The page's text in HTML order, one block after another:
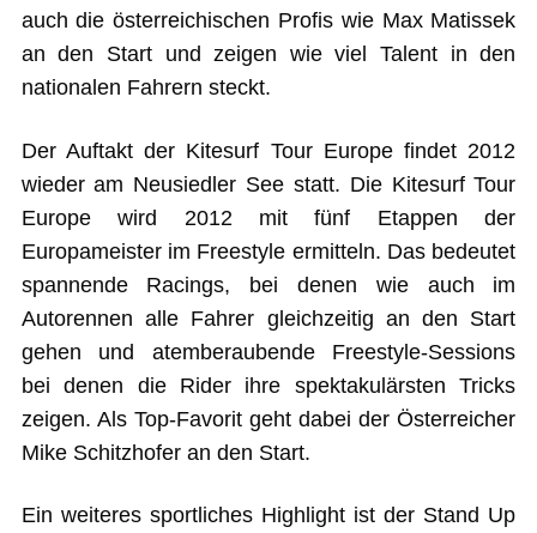
auch die österreichischen Profis wie Max Matissek
an den Start und zeigen wie viel Talent in den
nationalen Fahrern steckt.
Der Auftakt der Kitesurf Tour Europe findet 2012
wieder am Neusiedler See statt. Die Kitesurf Tour
Europe wird 2012 mit fünf Etappen der
Europameister im Freestyle ermitteln. Das bedeutet
spannende Racings, bei denen wie auch im
Autorennen alle Fahrer gleichzeitig an den Start
gehen und atemberaubende Freestyle-Sessions
bei denen die Rider ihre spektakulärsten Tricks
zeigen. Als Top-Favorit geht dabei der Österreicher
Mike Schitzhofer an den Start.
Ein weiteres sportliches Highlight ist der Stand Up